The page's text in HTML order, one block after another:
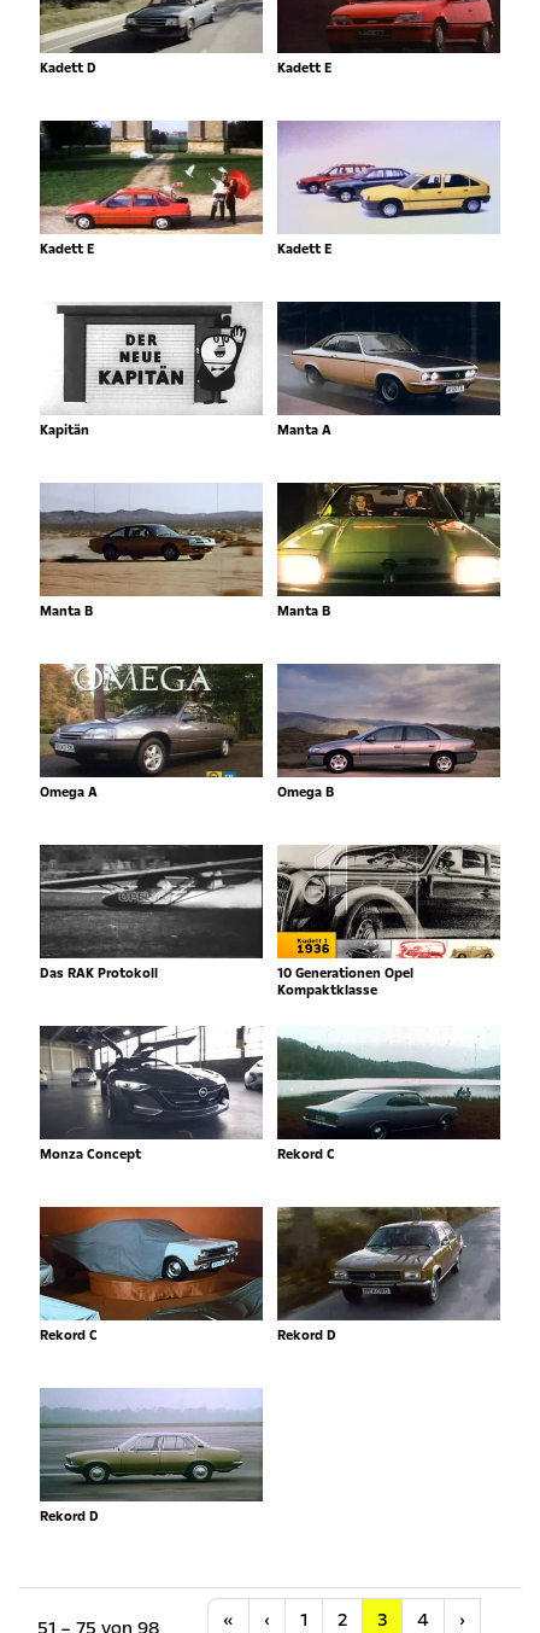
Kadett D Kadett E
Kadett E Kadett E
Kapitän Manta A
Manta B Manta B
Omega A Omega B
Das RAK Protokoll
10 Generationen Opel
Kompaktklasse
Monza Concept Rekord C
Rekord C Rekord D
Rekord D
« Anfang
‹ Vorherige
1 2 3 4 ›Nächste